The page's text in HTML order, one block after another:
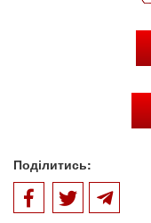
Поділитись: